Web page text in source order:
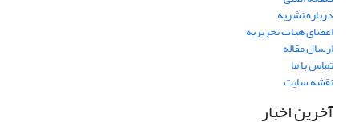
درباره نشریه
اعضای هیات تحریریه
ارسال مقاله
تماس با ما
نقشه سایت
آخرین اخبار